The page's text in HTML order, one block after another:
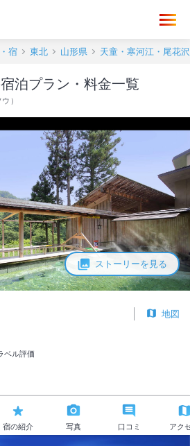
宿 東北 山形県 天童・寒河江・尾花沢
ストーリーを見る
泊プラン・料金一覧
）
地図
ベル評価
宿の紹介 写真 口コミ アク